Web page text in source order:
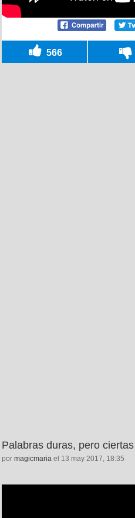
566
Palabras duras, pero ciertas
por magicmaria el 13 may 2017, 18:35